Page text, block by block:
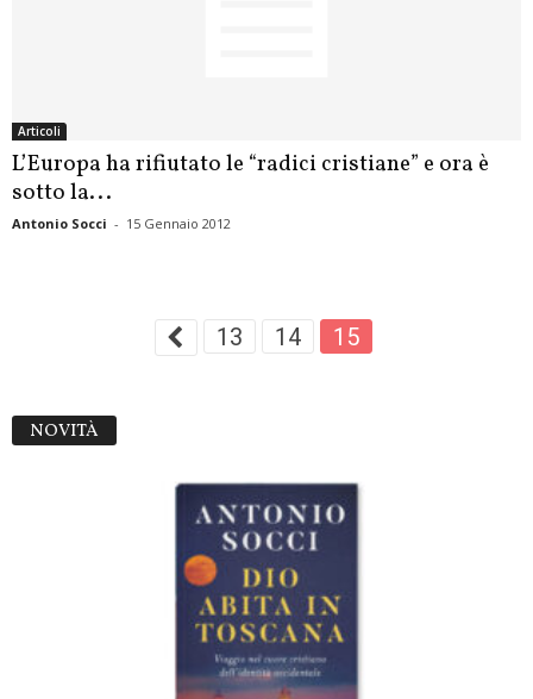
Articoli
L’Europa ha rifiutato le “radici cristiane” e ora è
sotto la...
Antonio Socci - 15 Gennaio 2012
13 14 15
NOVITÀ